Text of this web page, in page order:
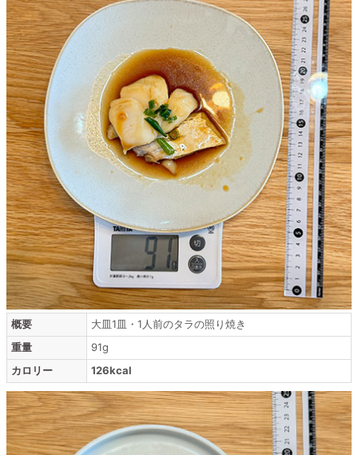
概要
大皿1皿・1人前のタラの照り焼き
重量
91g
カロリー
126kcal